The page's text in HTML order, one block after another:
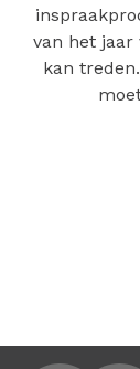
van het jaar
kan